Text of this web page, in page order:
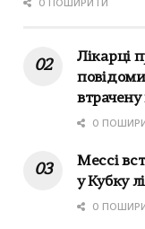
0 ПОШИРИТИ
Лікарці
втрачену
0
Мессі
у Кубку
0